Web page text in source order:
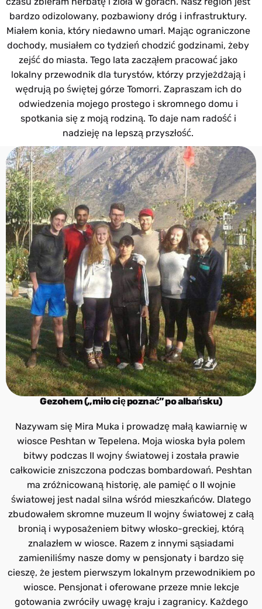
bardzo odizolowany, pozbawiony dróg i infrastruktury.
Miałem konia, który niedawno umarł. Mając ograniczone
dochody, musiałem co tydzień chodzić godzinami, żeby
zejść do miasta. Tego lata zacząłem pracować jako
lokalny przewodnik dla turystów, którzy przyjeżdżają i
wędrują po świętej górze Tomorri. Zapraszam ich do
odwiedzenia mojego prostego i skromnego domu i
spotkania się z moją rodziną. To daje nam radość i
nadzieję na lepszą przyszłość.
Gezohem („miło cię poznać” po albańsku)
Nazywam się Mira Muka i prowadzę małą kawiarnię w
wiosce Peshtan w Tepelena. Moja wioska była polem
bitwy podczas II wojny światowej i została prawie
całkowicie zniszczona podczas bombardowań. Peshtan
ma zróżnicowaną historię, ale pamięć o II wojnie
światowej jest nadal silna wśród mieszkańców. Dlatego
zbudowałem skromne muzeum II wojny światowej z całą
bronią i wyposażeniem bitwy włosko-greckiej, którą
znalazłem w wiosce. Razem z innymi sąsiadami
zamieniliśmy nasze domy w pensjonaty i bardzo się
cieszę, że jestem pierwszym lokalnym przewodnikiem po
wiosce. Pensjonat i oferowane przeze mnie lekcje
gotowania zwróciły uwagę kraju i zagranicy. Każdego